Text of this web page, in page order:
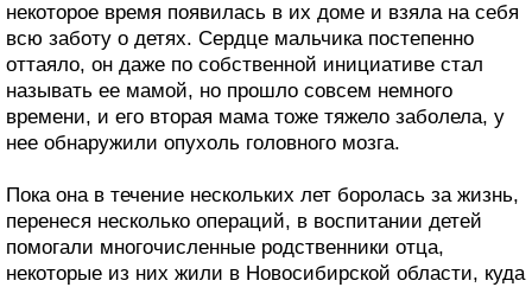
некоторое время появилась в их доме и взяла на себя
всю заботу о детях. Сердце мальчика постепенно
оттаяло, он даже по собственной инициативе стал
называть ее мамой, но прошло совсем немного
времени, и его вторая мама тоже тяжело заболела, у
нее обнаружили опухоль головного мозга.
Пока она в течение нескольких лет боролась за жизнь,
перенеся несколько операций, в воспитании детей
помогали многочисленные родственники отца,
некоторые из них жили в Новосибирской области, куда